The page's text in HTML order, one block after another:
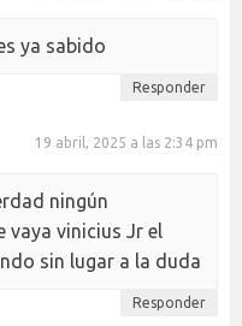
ya sabido
Responder
19 abril, 2025 a las 2:34 pm
ningún
vaya vinicius Jr el
sin lugar a la duda
Responder